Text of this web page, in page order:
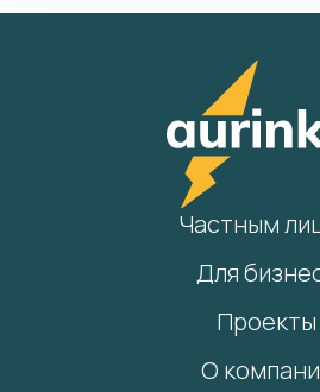
Частным
Для
Проекты
О